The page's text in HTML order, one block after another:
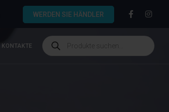
WERDEN SIE HÄNDLER
KONTAKTE